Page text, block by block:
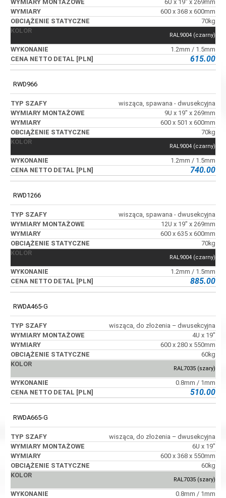
6U x 19" x 269mm
600 x 368 x 600mm
70kg
RAL9004 (czarny)
1.2mm / 1.5mm
615.00
RWD966
wisząca, spawana - dwusekcyjna
9U x 19" x 269mm
600 x 501 x 600mm
70kg
RAL9004 (czarny)
1.2mm / 1.5mm
740.00
RWD1266
wisząca, spawana - dwusekcyjna
12U x 19" x 269mm
600 x 635 x 600mm
70kg
RAL9004 (czarny)
1.2mm / 1.5mm
885.00
RWDA465-G
wisząca, do złożenia – dwusekcyjna
4U x 19"
600 x 280 x 550mm
60kg
RAL7035 (szary)
0.8mm / 1mm
510.00
RWDA665-G
wisząca, do złożenia – dwusekcyjna
6U x 19"
600 x 368 x 550mm
60kg
RAL7035 (szary)
0.8mm / 1mm